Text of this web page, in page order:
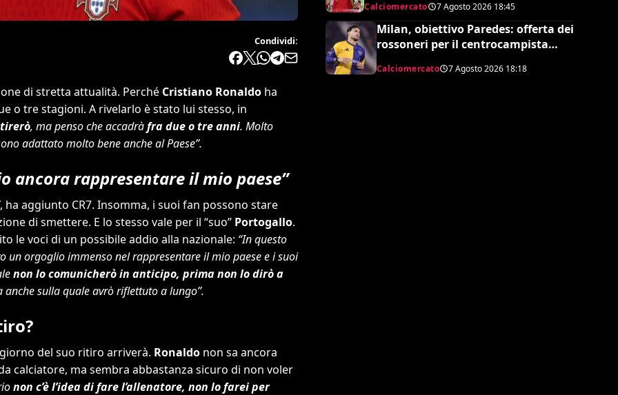
Condividi:
di stretta attualità. Perché Cristiano Ronaldo ha
o tre stagioni. A rivelarlo è stato lui stesso, in
, ma penso che accadràfra due o tre anni. Molto
adattato molto bene anche al Paese”.
ancora rappresentare il mio paese”
, ha aggiunto CR7. Insomma, i suoi fan possono stare
di smettere. E lo stesso vale per il “suo” Portogallo.
le voci di un possibile addio alla nazionale: “In questo
un orgoglio immenso nel rappresentare il mio paese e i suoi
non lo comunicherò in anticipo, prima non lo dirò a
sulla quale avrò riflettuto a lungo”.
del suo ritiro arriverà. Ronaldo non sa ancora
calciatore, ma sembra abbastanza sicuro di non voler
non c’è l’idea di fare l’allenatore, non lo farei per
modulo
Calciomercato 7 Agosto 2026 18:45
Milan, obiettivo Paredes: offerta dei
rossoneri per il centrocampista
argentino
Calciomercato 7 Agosto 2026 18:18